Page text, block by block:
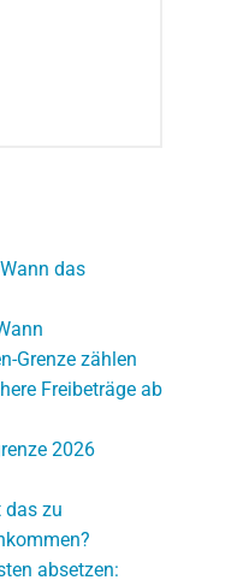
das
Grenze zählen
Freibeträge ab
2026
das zu
absetzen: